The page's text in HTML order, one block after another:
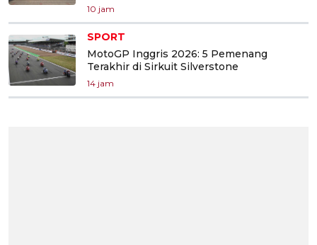
10 jam
SPORT
MotoGP Inggris 2026: 5 Pemenang
Terakhir di Sirkuit Silverstone
14 jam